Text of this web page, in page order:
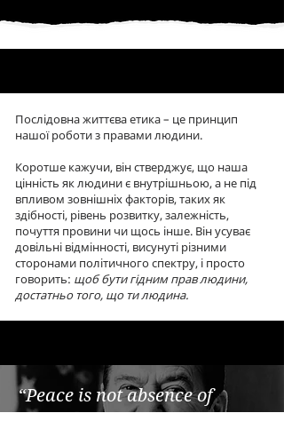
Послідовна життєва етика – це принцип
нашої роботи з правами людини.
Коротше кажучи, він стверджує, що наша
цінність як людини є внутрішньою, а не під
впливом зовнішніх факторів, таких як
здібності, рівень розвитку, залежність,
почуття провини чи щось інше. Він усуває
довільні відмінності, висунуті різними
сторонами політичного спектру, і просто
говорить: щоб бути гідним прав людини,
достатньо того, що ти людина.
“Peace is not absence of
conflict;